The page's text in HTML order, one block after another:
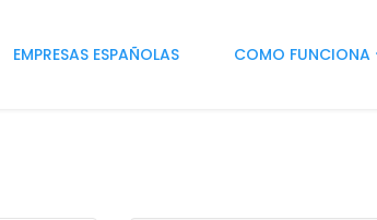
EMPRESAS ESPAÑOLAS COMO FUNCIONA